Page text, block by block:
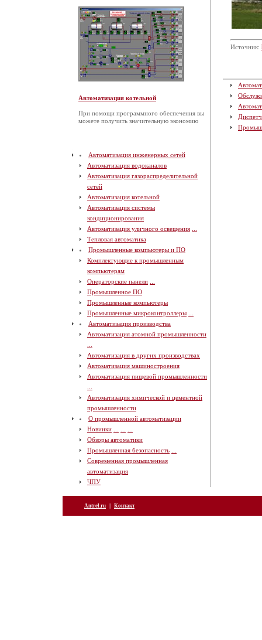
Автоматизация котельной
При помощи программного обеспечения вы
можете получить значительную экономию
Автоматизация инженерных сетей
Автоматизация водоканалов
Автоматизация газораспределительной
сетей
Автоматизация котельной
Автоматизация системы
кондиционирования
Автоматизация уличного освещения
Тепловая автоматика
Промышленные компьютеры и ПО
Комплектующие к промышленным
компьютерам
Операторские панели
Промышленное ПО
Промышленные компьютеры
Промышленные микроконтроллеры
Автоматизация производства
Автоматизация атомной промышленности
Автоматизация в других производствах
Автоматизация машиностроения
Автоматизация пищевой промышленности
Автоматизация химической и цементной
промышленности
О промышленной автоматизации
Новинки
Обзоры автоматики
Промышленная безопасность
Современная промышленная
автоматизация
ЧПУ
Источник:
Antrel.ru | Контакт